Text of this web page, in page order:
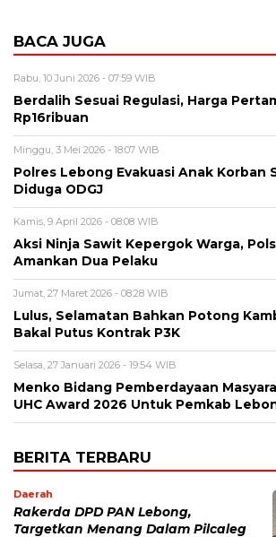
BACA JUGA
Rabu, 10 Juni 2026 - 07:59 WIB
Berdalih Sesuai Regulasi, Harga
Rp16ribuan
Minggu, 3 Mei 2026 - 18:07 WIB
Polres Lebong Evakuasi Anak Korban
Diduga ODGJ
Kamis, 9 April 2026 - 08:08 WIB
Aksi Ninja Sawit Kepergok Warga,
Amankan Dua Pelaku
Jumat, 27 Maret 2026 - 08:28 WIB
Lulus, Selamatan Bahkan Potong
Bakal Putus Kontrak P3K
Selasa, 27 Januari 2026 - 19:54 WIB
Menko Bidang Pemberdayaan
UHC Award 2026 Untuk Pemkab
BERITA TERBARU
Daerah
Rakerda DPD PAN Lebong,
Targetkan Menang Dalam Pilcaleg